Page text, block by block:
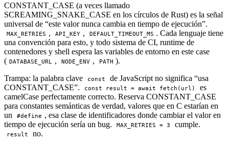
CONSTANT_CASE (a veces llamado
SCREAMING_SNAKE_CASE en los círculos de Rust) es la señal
universal de “este valor nunca cambia en tiempo de ejecución”.
MAX_RETRIES , API_KEY , DEFAULT_TIMEOUT_MS . Cada lenguaje tiene
una convención para esto, y todo sistema de CI, runtime de
contenedores y shell espera las variables de entorno en este case
( DATABASE_URL , NODE_ENV , PATH ).
Trampa: la palabra clave
const
de JavaScript no significa “usa
CONSTANT_CASE”.
const result = await fetch(url)
es
camelCase perfectamente correcto. Reserva CONSTANT_CASE
para constantes semánticas de verdad, valores que en C estarían en
un
#define , esa clase de identificadores donde cambiar el valor en
tiempo de ejecución sería un bug.
MAX_RETRIES = 3 cumple.
result no.